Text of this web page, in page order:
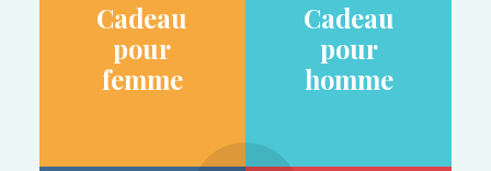
Cadeau
pour
femme
Cadeau
pour
homme